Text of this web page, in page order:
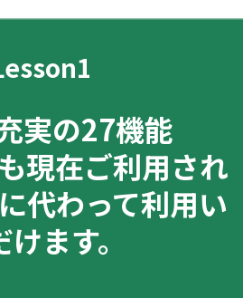
実の27機能
現在ご利用され
代わって利用い
ます。